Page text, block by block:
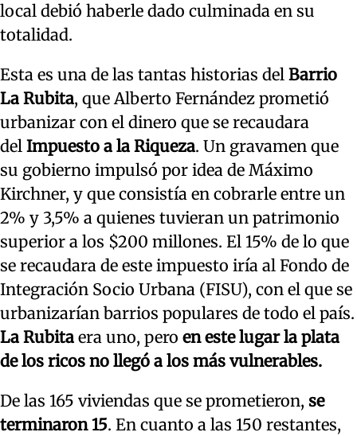
local debió haberle dado culminada en su
totalidad.
Esta es una de las tantas historias del Barrio
La Rubita, que Alberto Fernández prometió
urbanizar con el dinero que se recaudara
del Impuesto a la Riqueza. Un gravamen que
su gobierno impulsó por idea de Máximo
Kirchner, y que consistía en cobrarle entre un
2% y 3,5% a quienes tuvieran un patrimonio
superior a los $200 millones. El 15% de lo que
se recaudara de este impuesto iría al Fondo de
Integración Socio Urbana (FISU), con el que se
urbanizarían barrios populares de todo el país.
La Rubita era uno, pero en este lugar la plata
de los ricos no llegó a los más vulnerables.
De las 165 viviendas que se prometieron, se
terminaron 15. En cuanto a las 150 restantes,